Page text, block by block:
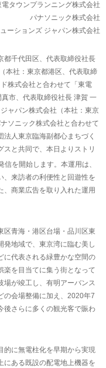
電タウンプランニング株式会社
パナソニック株式会社
ーションズ ジャパン株式会社
千代田区、代表取締役社長
本社：東京都港区、代表取締
株式会社と合わせて「東電
市、代表取締役社長 津賀 一
ャパン株式会社（本社：東京
ソニック株式会社と合わせて
法人東京臨海副都心まちづく
スと共同で、本日よりストリ
信を開始します。本運用は、
、来訪者の利便性と回遊性を
、商業広告を取り入れた運用
青海・港区台場・品川区東
発地域で、東京湾に臨む美し
に代表される緑豊かな空間の
楽を目当てに集う街となって
場が竣工し、有明アーバンス
の会場整備に加え、2020年7
後さらに多くの観光客で賑わ
に無電柱化を早期から実現
にある既設の配電地上機器を